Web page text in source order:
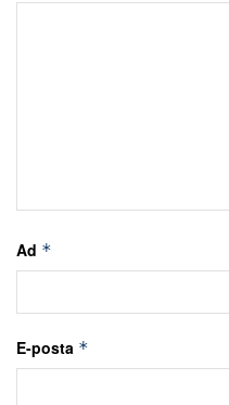
Ad *
E-posta *